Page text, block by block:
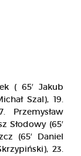
( 65′ Jakub
Szal), 19.
Przemysław
Słodowy (65′
(65′ Daniel
23.